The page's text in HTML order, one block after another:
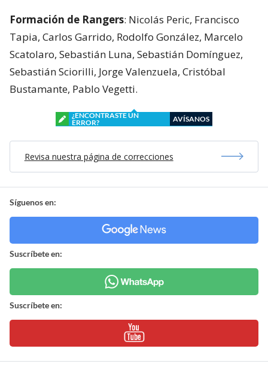
Formación de Rangers: Nicolás Peric, Francisco
Tapia, Carlos Garrido, Rodolfo González, Marcelo
Scatolaro, Sebastián Luna, Sebastián Domínguez,
Sebastián Sciorilli, Jorge Valenzuela, Cristóbal
Bustamante, Pablo Vegetti.
¿ENCONTRASTE UN
ERROR?
AVÍSANOS
Revisa nuestra página de correcciones
Síguenos en:
Suscríbete en:
Suscríbete en: